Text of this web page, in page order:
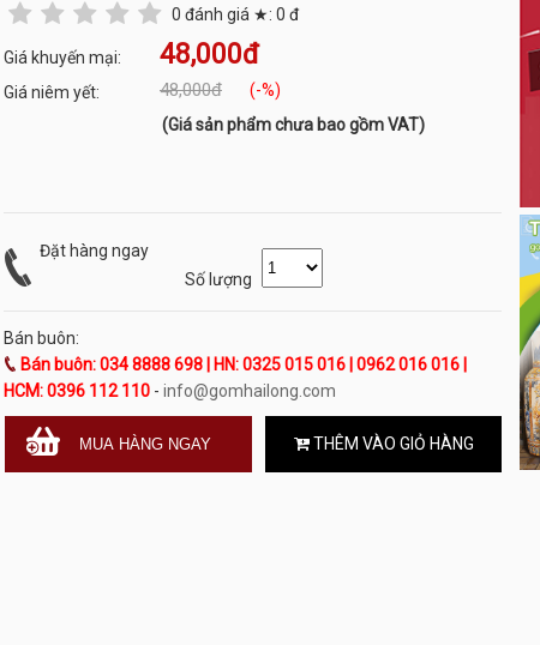
0 đánh giá ★: 0 đ
Giá khuyến mại: 48,000đ
Giá niêm yết: 48,000đ
(-%)
(Giá sản phẩm chưa bao gồm VAT)
Đặt hàng ngay
Số lượng
Bán buôn:
Bán buôn: 034 8888 698 | HN: 0325 015 016 | 0962 016 016 |
HCM: 0396 112 110 - info@gomhailong.com
THÊM VÀO GIỎ HÀNG